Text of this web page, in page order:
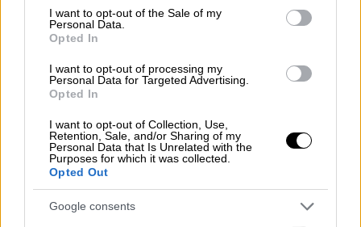
consent section.
I want to opt-out of the Sale of my
Personal Data.
Opted In
I want to opt-out of processing my
Personal Data for Targeted Advertising.
Opted In
I want to opt-out of Collection, Use,
Retention, Sale, and/or Sharing of my
Personal Data that Is Unrelated with the
Purposes for which it was collected.
Opted Out
Google consents
Ο στρατός του Λιβάνου λέει ότι η Χαμάς
παρέδωσε ύποπτο για τις εκτοξεύσεις
πυραύλων προς το Ισραήλ
Ο Λίβανος είχε προειδοποίησε την